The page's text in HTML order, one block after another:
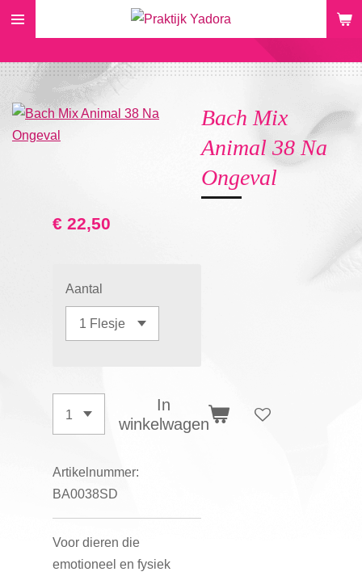
Ga
direct
naar
hoofdinhoud
Bach Mix
Animal 38 Na
Ongeval
€ 22,50
Aantal
In
winkelwagen
Artikelnummer:
BA0038SD
Voor dieren die
emotioneel en fysiek